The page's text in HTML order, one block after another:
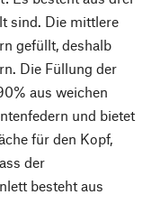
sind. Die mittlere
gefüllt, deshalb
Die Füllung der
aus weichen
und bietet
für den Kopf,
der
besteht aus